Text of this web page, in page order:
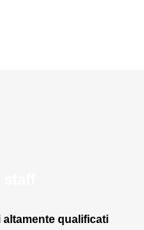
altamente qualificati